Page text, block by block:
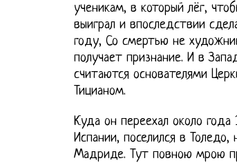
ученикам, в который лёг,
выиграл и впоследствии
году, Со смертью не
получает признание. И в
считаются основателями
Тицианом.
Куда он переехал около года
Испании, поселился в
Мадриде. Тут повною мрою